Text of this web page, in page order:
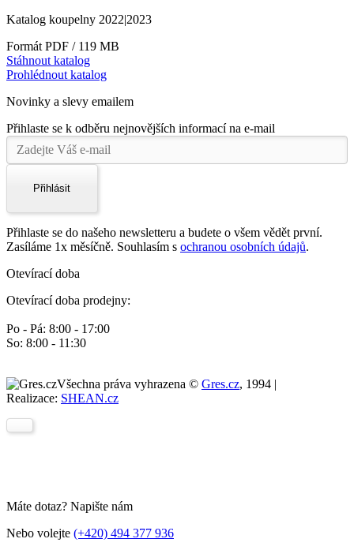
Katalog koupelny 2022|2023
Formát PDF / 119 MB
Stáhnout katalog
Prohlédnout katalog
Novinky a slevy emailem
Přihlaste se k odběru nejnovějších informací na e-mail
Přihlásit
Přihlaste se do našeho newsletteru a budete o všem vědět první.
Zasíláme 1x měsíčně. Souhlasím s ochranou osobních údajů.
Otevírací doba
Otevírací doba prodejny:
Po - Pá: 8:00 - 17:00
So: 8:00 - 11:30
Všechna práva vyhrazena © Gres.cz, 1994 |
Realizace: SHEAN.cz
Máte dotaz? Napište nám
Nebo volejte (+420) 494 377 936